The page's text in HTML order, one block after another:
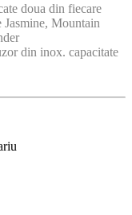
doua din fiecare
Mountain
din inox. capacitate